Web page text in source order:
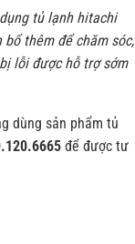
tủ lạnh hitachi
thêm để chăm sóc,
lỗi được hỗ trợ sớm
dùng sản phẩm tủ
để được tư